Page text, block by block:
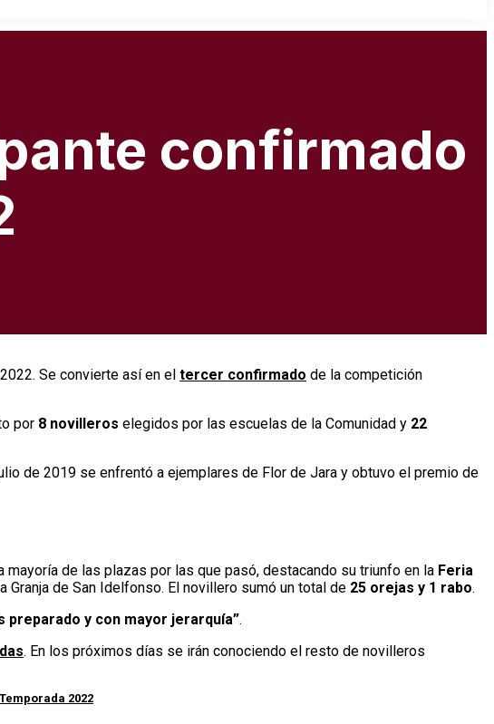
confirmado
Se convierte así en el tercer confirmado de la competición
por 8 novilleros elegidos por las escuelas de la Comunidad y 22
de 2019 se enfrentó a ejemplares de Flor de Jara y obtuvo el premio de
de las plazas por las que pasó, destacando su triunfo en la Feria
Granja de San Idelfonso. El novillero sumó un total de 25 orejas y 1 rabo.
preparado y con mayor jerarquía”.
. En los próximos días se irán conociendo el resto de novilleros
Temporada 2022